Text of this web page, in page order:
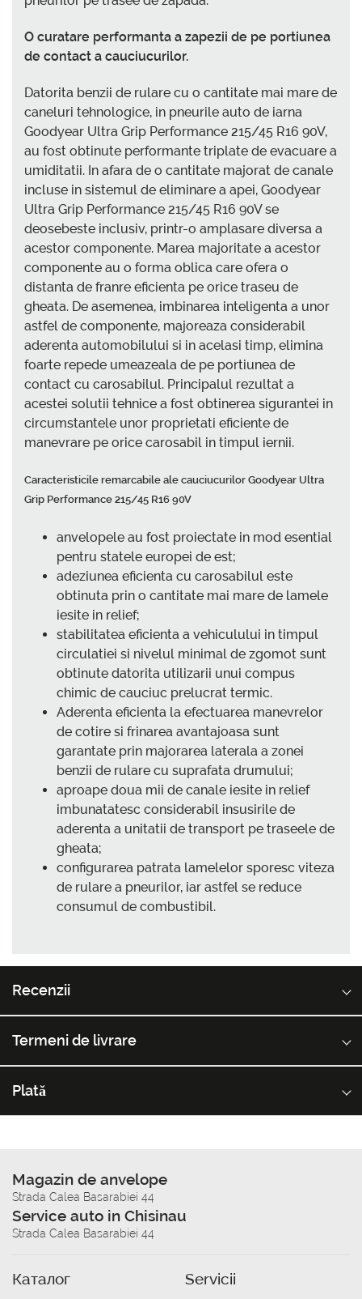
O curatare performanta a zapezii de pe portiunea
de contact a cauciucurilor.
Datorita benzii de rulare cu o cantitate mai mare de
caneluri tehnologice, in pneurile auto de iarna
Goodyear Ultra Grip Performance 215/45 R16 90V,
au fost obtinute performante triplate de evacuare a
umiditatii. In afara de o cantitate majorat de canale
incluse in sistemul de eliminare a apei, Goodyear
Ultra Grip Performance 215/45 R16 90V se
deosebeste inclusiv, printr-o amplasare diversa a
acestor componente. Marea majoritate a acestor
componente au o forma oblica care ofera o
distanta de franre eficienta pe orice traseu de
gheata. De asemenea, imbinarea inteligenta a unor
astfel de componente, majoreaza considerabil
aderenta automobilului si in acelasi timp, elimina
foarte repede umeazeala de pe portiunea de
contact cu carosabilul. Principalul rezultat a
acestei solutii tehnice a fost obtinerea sigurantei in
circumstantele unor proprietati eficiente de
manevrare pe orice carosabil in timpul iernii.
Caracteristicile remarcabile ale cauciucurilor Goodyear Ultra
Grip Performance 215/45 R16 90V
anvelopele au fost proiectate in mod esential
pentru statele europei de est;
adeziunea eficienta cu carosabilul este
obtinuta prin o cantitate mai mare de lamele
iesite in relief;
stabilitatea eficienta a vehiculului in timpul
circulatiei si nivelul minimal de zgomot sunt
obtinute datorita utilizarii unui compus
chimic de cauciuc prelucrat termic.
Aderenta eficienta la efectuarea manevrelor
de cotire si frinarea avantajoasa sunt
garantate prin majorarea laterala a zonei
benzii de rulare cu suprafata drumului;
aproape doua mii de canale iesite in relief
imbunatatesc considerabil insusirile de
aderenta a unitatii de transport pe traseele de
gheata;
configurarea patrata lamelelor sporesc viteza
de rulare a pneurilor, iar astfel se reduce
consumul de combustibil.
Recenzii
Termeni de livrare
Plată
Magazin de anvelope
Strada Calea Basarabiei 44
Service auto in Chisinau
Strada Calea Basarabiei 44
Каталог Servicii